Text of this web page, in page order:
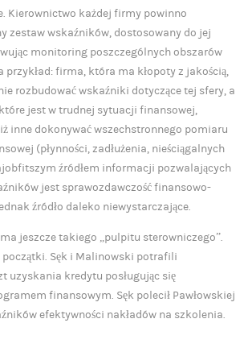
Kierownictwo każdej firmy powinno
zestaw wskaźników, dostosowany do jej
monitoring poszczególnych obszarów
przykład: firma, która ma kłopoty z jakością,
rozbudować wskaźniki dotyczące tej sfery, a
jest w trudnej sytuacji finansowej,
inne dokonywać wszechstronnego pomiaru
(płynności, zadłużenia, nieściągalnych
źródłem informacji pozwalających
jest sprawozdawczość finansowo-
źródło daleko niewystarczające.
jeszcze takiego „pulpitu sterowniczego”.
Sęk i Malinowski potrafili
uzyskania kredytu posługując się
finansowym. Sęk polecił Pawłowskiej
efektywności nakładów na szkolenia.